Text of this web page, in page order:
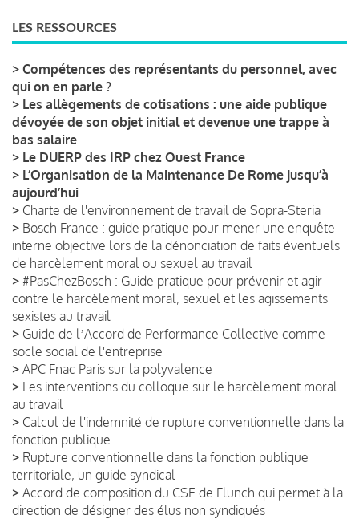
LES RESSOURCES
> Compétences des représentants du personnel, avec
qui on en parle ?
> Les allègements de cotisations : une aide publique
dévoyée de son objet initial et devenue une trappe à
bas salaire
> Le DUERP des IRP chez Ouest France
> L’Organisation de la Maintenance De Rome jusqu’à
aujourd’hui
> Charte de l'environnement de travail de Sopra-Steria
> Bosch France : guide pratique pour mener une enquête
interne objective lors de la dénonciation de faits éventuels
de harcèlement moral ou sexuel au travail
> #PasChezBosch : Guide pratique pour prévenir et agir
contre le harcèlement moral, sexuel et les agissements
sexistes au travail
> Guide de lʼAccord de Performance Collective comme
socle social de l'entreprise
> APC Fnac Paris sur la polyvalence
> Les interventions du colloque sur le harcèlement moral
au travail
> Calcul de l'indemnité de rupture conventionnelle dans la
fonction publique
> Rupture conventionnelle dans la fonction publique
territoriale, un guide syndical
> Accord de composition du CSE de Flunch qui permet à la
direction de désigner des élus non syndiqués